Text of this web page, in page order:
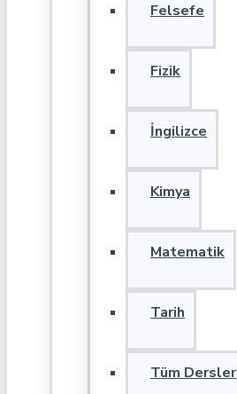
Felsefe
Fizik
İngilizce
Kimya
Matematik
Tarih
Tüm Dersler